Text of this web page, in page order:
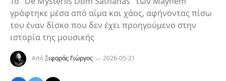
γράφτηκε μέσα από αίμα και χάος, αφήνοντας πίσω
του έναν δίσκο που δεν έχει προηγούμενο στην
ιστορία της μουσικής
ΑπόΞιφαράς Γιώργος 2026-05-21